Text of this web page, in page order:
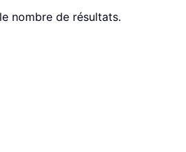
nombre de résultats.